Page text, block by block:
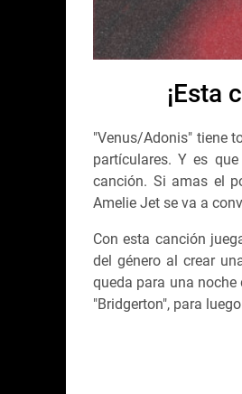
¡Esta
"Venus/Adonis" tiene
partículares. Y es
canción. Si amas el
Amelie Jet se va a
Con esta canción
del género al crear
queda para una
"Bridgerton", para